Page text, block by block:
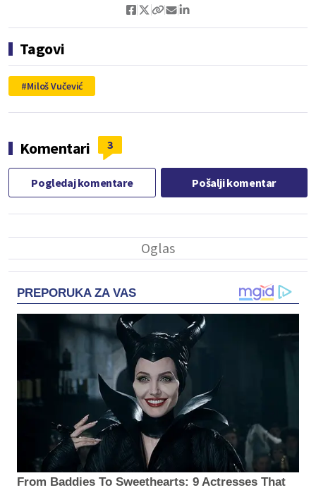
Tagovi
Miloš Vučević
Komentari 3
Pogledaj komentare Pošalji komentar
PREPORUKA ZA VAS
From Baddies To Sweethearts: 9 Actresses That